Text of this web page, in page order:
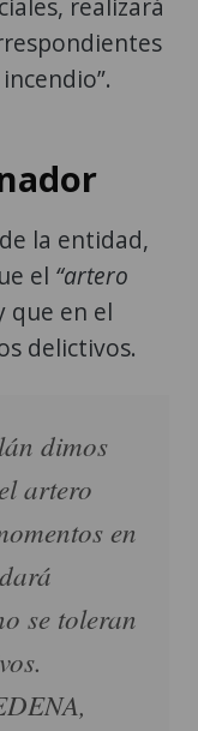
realizará
la entidad,
el “artero
en el
delictivos.
dimos
artero
en
se toleran